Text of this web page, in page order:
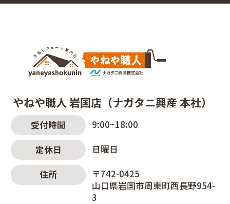
やねや職人 岩国店（ナガタニ興産 本社）
受付時間 9:00~18:00
定休日 日曜日
住所
〒742-0425
山口県岩国市周東町西長野954-
3